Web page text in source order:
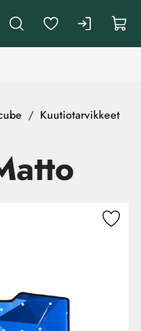
Kuutiotarvikkeet